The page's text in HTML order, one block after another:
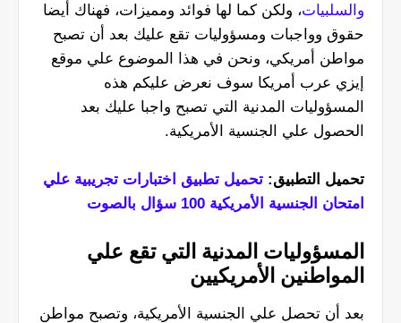
والسلبيات، ولكن كما لها فوائد ومميزات، فهناك أيضا
حقوق وواجبات ومسؤوليات تقع عليك بعد أن تصبح
مواطن أمريكي، ونحن في هذا الموضوع علي موقع
إيزي عرب أمريكا سوف نعرض عليكم هذه
المسؤوليات المدنية التي تصبح واجبا عليك بعد
الحصول علي الجنسية الأمريكية.
تحميل التطبيق: تحميل تطبيق اختبارات تجريبية علي
امتحان الجنسية الأمريكية 100 سؤال بالصوت
المسؤوليات المدنية التي تقع علي
المواطنين الأمريكيين
بعد أن تحصل علي الجنسية الأمريكية، وتصبح مواطن